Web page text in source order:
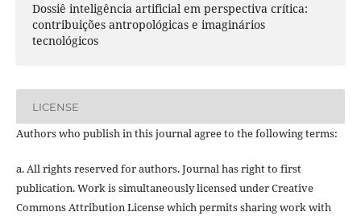
Dossiê inteligência artificial em perspectiva crítica:
contribuições antropológicas e imaginários
tecnológicos
LICENSE
Authors who publish in this journal agree to the following terms:
a. All rights reserved for authors. Journal has right to first
publication. Work is simultaneously licensed under Creative
Commons Attribution License which permits sharing work with